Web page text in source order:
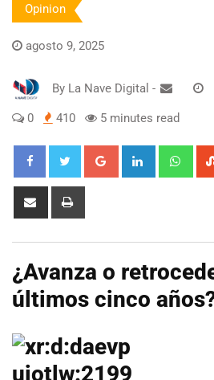
Opinion
agosto 9, 2025
By La Nave Digital -
0 410 5 minutes read
Google+ LinkedIn
Share
¿Avanza o
últimos cinco